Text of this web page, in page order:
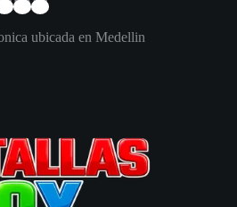
ubicada en Medellin